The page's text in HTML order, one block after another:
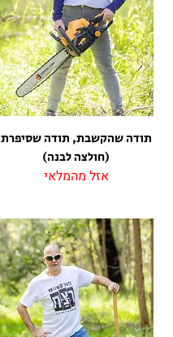
תודה שהקשבת, תודה שסיפרת
(חולצה לבנה)
אזל מהמלאי